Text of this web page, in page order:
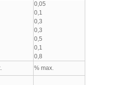
0,05
0,1
0,3
0,3
0,5
0,1
0,8
% max.